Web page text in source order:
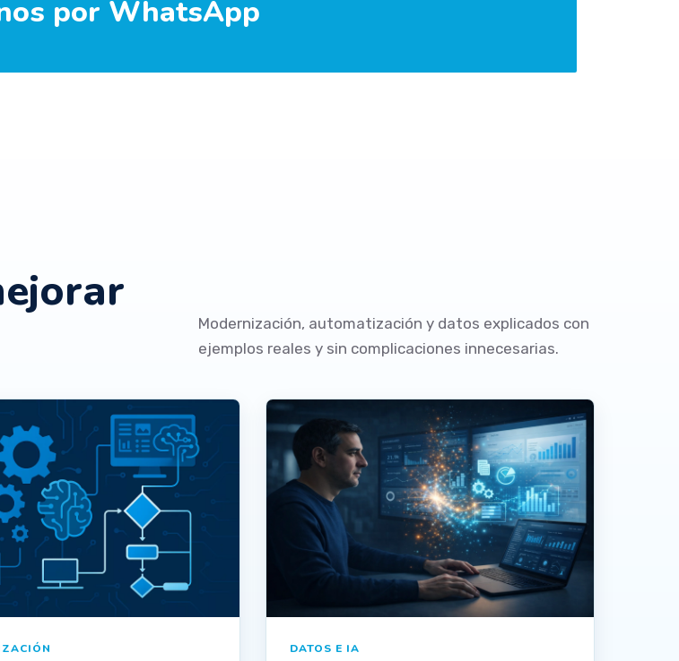
por WhatsApp
Modernización, automatización y datos explicados con
ejemplos reales y sin complicaciones innecesarias.
DATOS E IA